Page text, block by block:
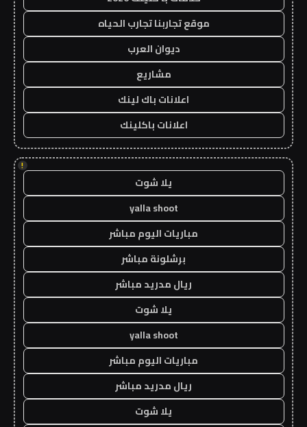
موقع تجاربنا تجارب الحياه
ديوان العرب
مشاريع
اعلانات باك لينك
اعلانات باكلينك
!
يلا شوت
yalla shoot
مباريات اليوم مباشر
برشلونة مباشر
ريال مدريد مباشر
يلا شوت
yalla shoot
مباريات اليوم مباشر
ريال مدريد مباشر
يلا شوت